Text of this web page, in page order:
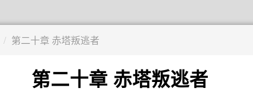
/ 第二十章 赤塔叛逃者
第二十章 赤塔叛逃者